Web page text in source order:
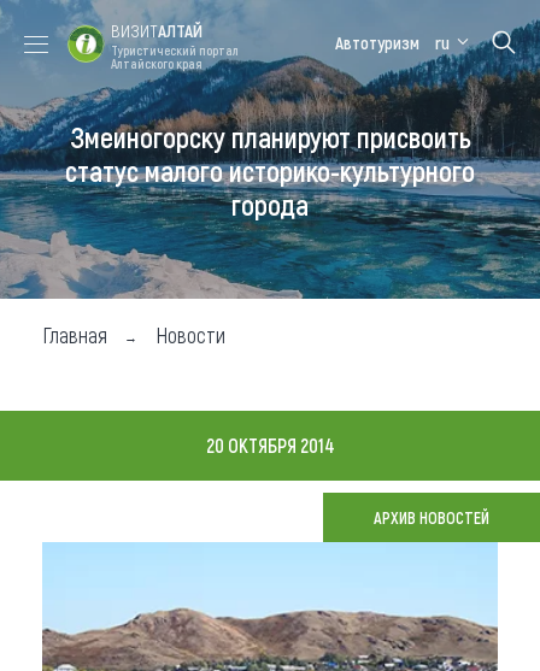
Форум VISIT
ALTAI
Цветение
маральника
Медицинский
форум
Алтайская
зимовка
Туры
Где побывать
Чем заняться
Карта
О регионе
ВИЗИТАЛТАЙ
Туристический портал
Алтайского края
Автотуризм ru
Змеиногорску планируют присвоить
статус малого историко-культурного
города
Главная Новости
20 ОКТЯБРЯ 2014
АРХИВ НОВОСТЕЙ